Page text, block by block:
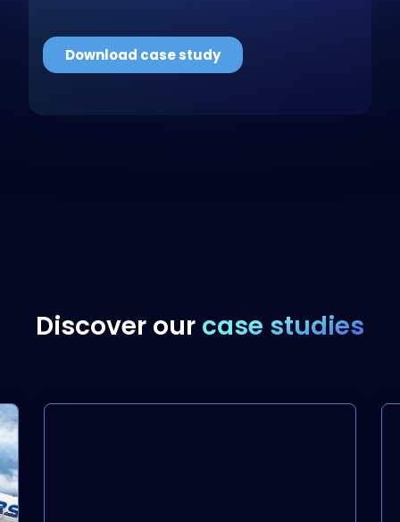
Discover our case studies